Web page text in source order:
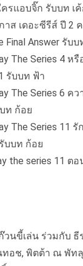
รแอบจิ๊ก รับบท เ
ส เดอะซีรีส์ ปี 2
Final Answer รับ
The Series 4 ห
รับบท ฟ้า
The Series 6 ค
ท ก้อย
The Series 11
บบท ก้อย
the series 11 ต
วนขี้เล่น ร่วมกับ ธี
อช, พิตต้า ณ พัทลุ